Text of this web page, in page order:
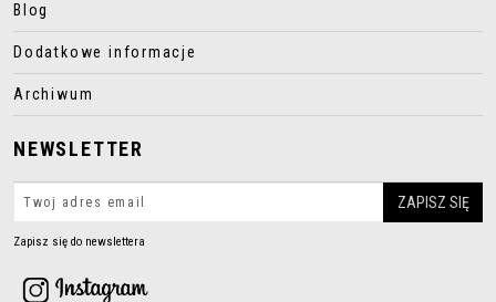
Blog
Dodatkowe informacje
Archiwum
NEWSLETTER
Zapisz się do newslettera